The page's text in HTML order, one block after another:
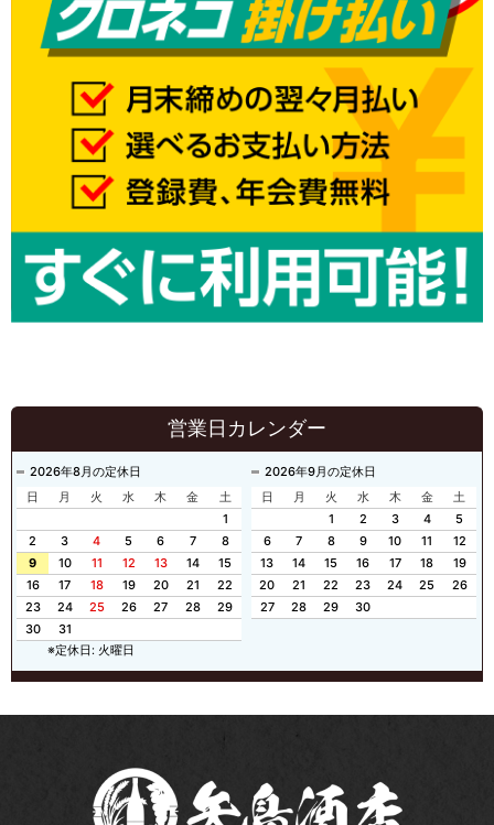
営業日カレンダー
2026年8月の定休日
日
月 火 水 木 金
土
1
2
3 4 5 6 7
8
9
10 11 12 13 14
15
16
17 18 19 20 21
22
23
24 25 26 27 28
29
30
31
2026年9月の定休日
日
月 火 水 木 金
土
1
2 3 4
5
6
7 8 9 10 11
12
13
14 15 16 17 18
19
20
21 22 23 24 25
26
27
28 29 30
※定休日: 火曜日